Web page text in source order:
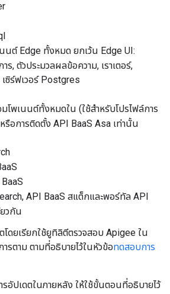
นต์ Edge ทั้งหมด ยกเว้น Edge UI:
าร, ตัวประมวลผลข้อความ, เราเตอร์,
เซิร์ฟเวอร์ Postgres
โพเนนต์ทั้งหมดใน (ใช้สำหรับโปรไฟล์การ
รือการติดตั้ง API BaaS Asa เท่านั้น
API BaaS สแต็กและพอร์ทัล API
วกัน
โดยเรียกใช้ยูทิลิตีตรวจสอบ Apigee ใน
ารตาม ตามที่อธิบายไว้ในหัวข้อทดสอบการ
อัปเดตในภายหลัง ให้ใช้ขั้นตอนที่อธิบายไว้